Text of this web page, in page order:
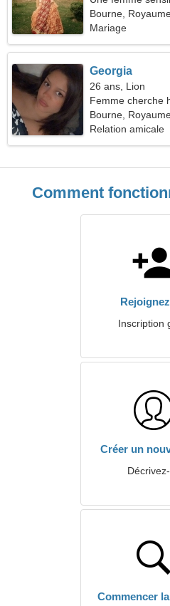
Bourne,
Mariage
Georgia
26 ans, Lion
Femme cherche
Bourne,
Relation amicale
Comment
Inscription
Créer un
Commencer